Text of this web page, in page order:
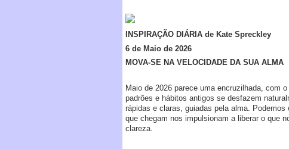
INSPIRAÇÃO DIÁRIA de Kate Spreckley
6 de Maio de 2026
MOVA-SE NA VELOCIDADE DA SUA ALMA
Maio de 2026 parece uma encruzilhada, com
padrões e hábitos antigos se desfazem
rápidas e claras, guiadas pela alma.
que chegam nos impulsionam a liberar o que
clareza.